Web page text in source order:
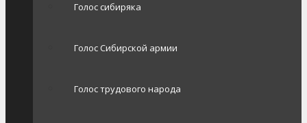
Голос сибиряка
Голос Сибирской армии
Голос трудового народа